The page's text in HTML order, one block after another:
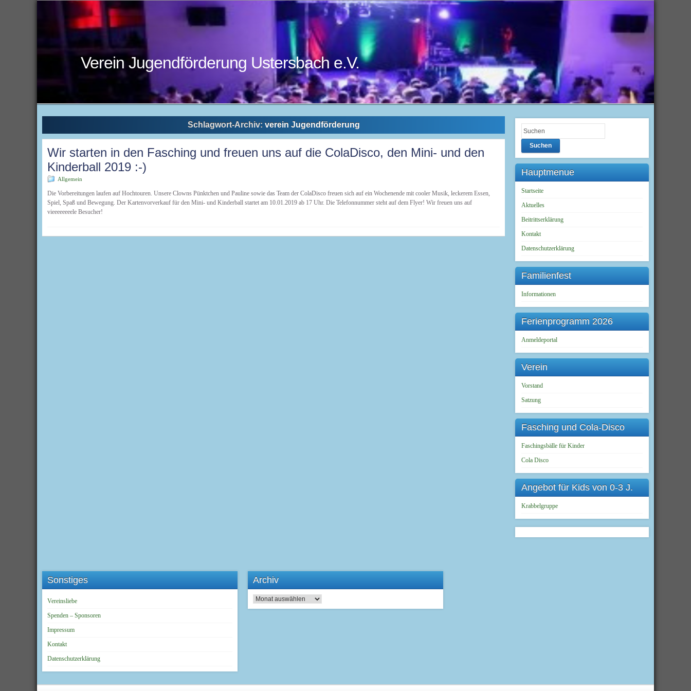
Verein Jugendförderung Ustersbach e.V.
Schlagwort-Archiv: verein Jugendförderung
Wir starten in den Fasching und freuen uns auf die ColaDisco, den Mini- und den
Kinderball 2019 :-)
Allgemein
Die Vorbereitungen laufen auf Hochtouren. Unsere Clowns Pünktchen und Pauline sowie das Team der ColaDisco freuen sich auf ein Wochenende mit cooler Musik, leckerem Essen,
Spiel, Spaß und Bewegung. Der Kartenvorverkauf für den Mini- und Kinderball startet am 10.01.2019 ab 17 Uhr. Die Telefonnummer steht auf dem Flyer! Wir freuen uns auf
vieeeeeeeele Besucher!
Suchen
Hauptmenue
Startseite
Aktuelles
Beitrittserklärung
Kontakt
Datenschutzerklärung
Familienfest
Informationen
Ferienprogramm 2026
Anmeldeportal
Verein
Vorstand
Satzung
Fasching und Cola-Disco
Faschingsbälle für Kinder
Cola Disco
Angebot für Kids von 0-3 J.
Krabbelgruppe
Sonstiges
Vereinsliebe
Spenden – Sponsoren
Impressum
Kontakt
Datenschutzerklärung
Archiv
Archiv